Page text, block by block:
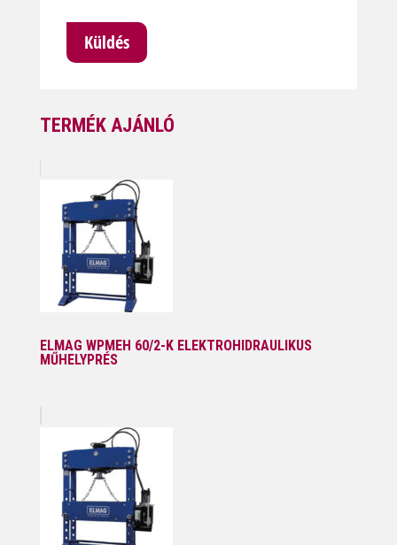
TERMÉK AJÁNLÓ
ELMAG WPMEH 60/2-K ELEKTROHIDRAULIKUS
MŰHELYPRÉS